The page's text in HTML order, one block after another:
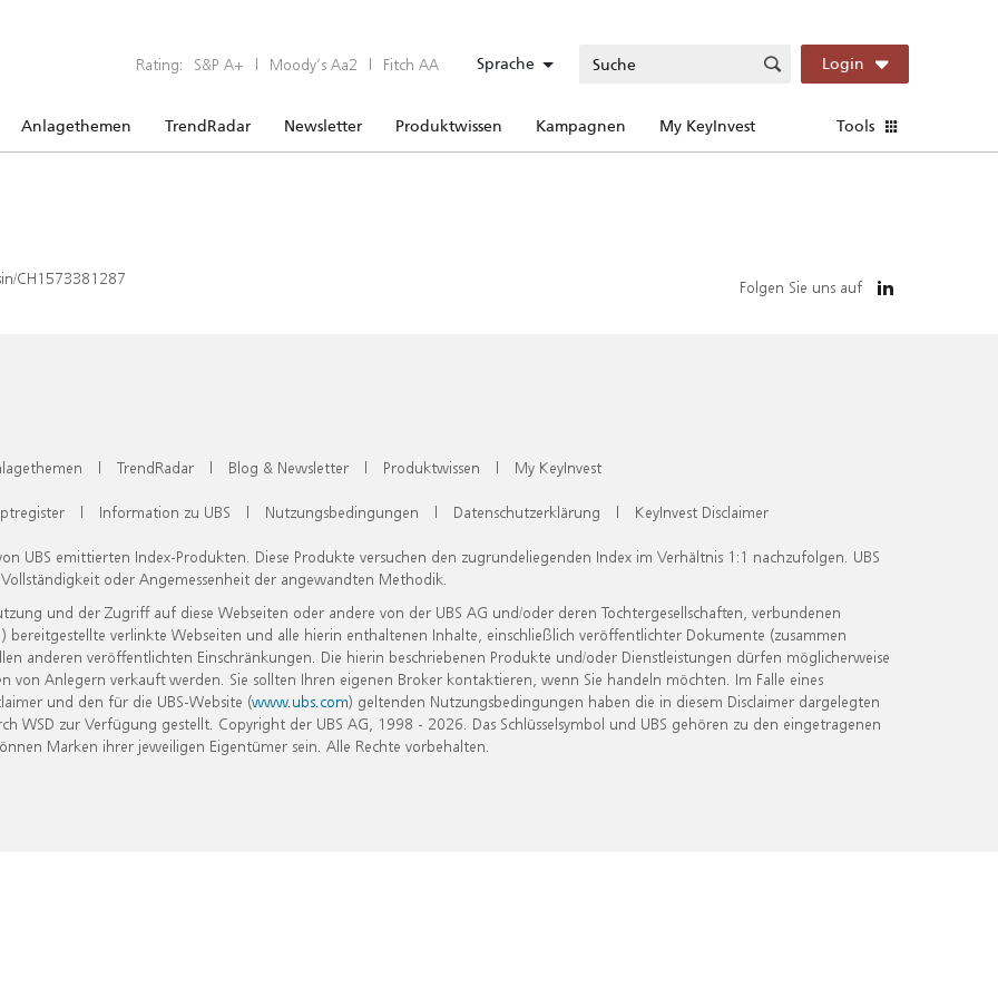
Rating: S&P A+ | Moody’s Aa2 | Fitch AA Sprache Login
Anlagethemen TrendRadar Newsletter Produktwissen Kampagnen My KeyInvest Tools
CH1573381287 Folgen Sie uns auf
| TrendRadar | Blog & Newsletter | Produktwissen | My KeyInvest
| Information zu UBS | Nutzungsbedingungen | Datenschutzerklärung | KeyInvest Disclaimer
UBS emittierten Index-Produkten. Diese Produkte versuchen den zugrundeliegenden Index im Verhältnis 1:1 nachzufolgen. UBS
oder Angemessenheit der angewandten Methodik.
und der Zugriff auf diese Webseiten oder andere von der UBS AG und/oder deren Tochtergesellschaften, verbundenen
verlinkte Webseiten und alle hierin enthaltenen Inhalte, einschließlich veröffentlichter Dokumente (zusammen
anderen veröffentlichten Einschränkungen. Die hierin beschriebenen Produkte und/oder Dienstleistungen dürfen möglicherweise
Anlegern verkauft werden. Sie sollten Ihren eigenen Broker kontaktieren, wenn Sie handeln möchten. Im Falle eines
und den für die UBS-Website (www.ubs.com) geltenden Nutzungsbedingungen haben die in diesem Disclaimer dargelegten
zur Verfügung gestellt. Copyright der UBS AG, 1998 - 2026. Das Schlüsselsymbol und UBS gehören zu den eingetragenen
Marken ihrer jeweiligen Eigentümer sein. Alle Rechte vorbehalten.